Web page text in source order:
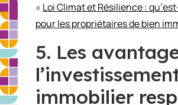
« Loi Climat et Résilience :
pour les propriétaires de bien
5. Les
immobilier